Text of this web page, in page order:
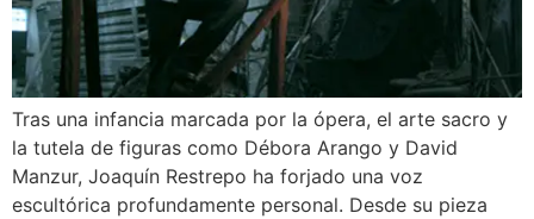
Tras una infancia marcada por la ópera, el arte sacro y
la tutela de figuras como Débora Arango y David
Manzur, Joaquín Restrepo ha forjado una voz
escultórica profundamente personal. Desde su pieza